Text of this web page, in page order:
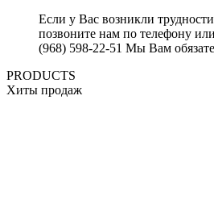
Если у Вас возникли
позвоните нам по телефону
(968) 598-22-51 Мы Вам
PRODUCTS
Хиты продаж